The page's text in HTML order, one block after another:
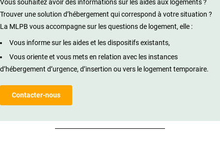
Vous souhaitez avoir des informations sur les aides aux logements ?
Trouver une solution d’hébergement qui correspond à votre situation ?
La MLPB vous accompagne sur les questions de logement, elle :
Vous informe sur les aides et les dispositifs existants,
Vous oriente et vous mets en relation avec les instances
d’hébergement d’urgence, d’insertion ou vers le logement temporaire.
Contacter-nous